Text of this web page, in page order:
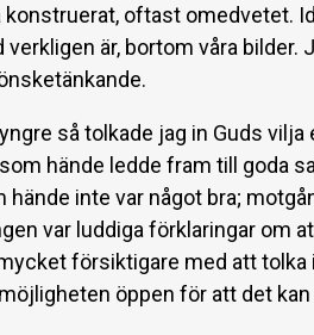
konstruerat, oftast omedvetet.
verkligen är, bortom våra bilder.
så tolkade jag in Guds
hände ledde fram till goda
hände inte var något bra;
var luddiga förklaringar om
försiktigare med att tolka
öppen för att det